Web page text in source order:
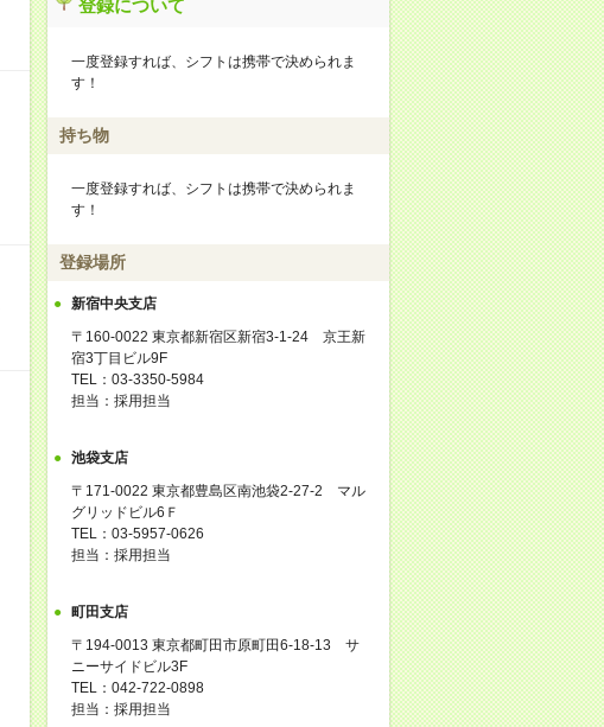
登録について
一度登録すれば、シフトは携帯で決められま
す！
持ち物
一度登録すれば、シフトは携帯で決められま
す！
登録場所
新宿中央支店
〒160-0022 東京都新宿区新宿3-1-24 京王新
宿3丁目ビル9F
TEL：03-3350-5984
担当：採用担当
池袋支店
〒171-0022 東京都豊島区南池袋2-27-2 マル
グリッドビル6Ｆ
TEL：03-5957-0626
担当：採用担当
町田支店
〒194-0013 東京都町田市原町田6-18-13 サ
ニーサイドビル3F
TEL：042-722-0898
担当：採用担当